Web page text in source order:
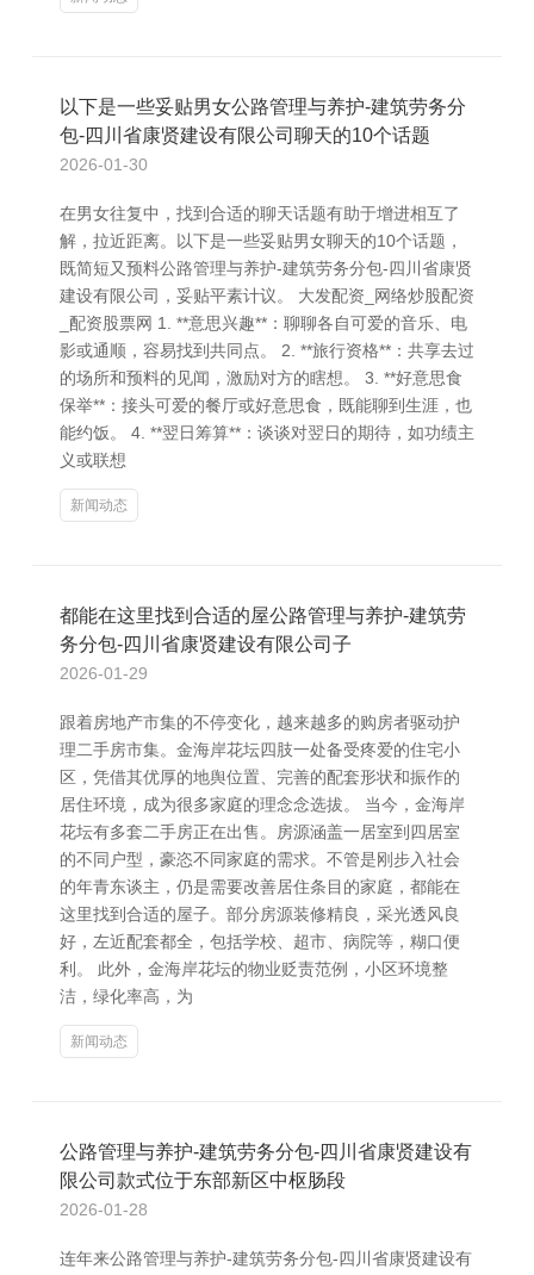
以下是一些妥贴男女公路管理与养护-建筑劳务分
包-四川省康贤建设有限公司聊天的10个话题
2026-01-30
在男女往复中，找到合适的聊天话题有助于增进相互了
解，拉近距离。以下是一些妥贴男女聊天的10个话题，
既简短又预料公路管理与养护-建筑劳务分包-四川省康贤
建设有限公司，妥贴平素计议。 大发配资_网络炒股配资
_配资股票网 1. **意思兴趣**：聊聊各自可爱的音乐、电
影或通顺，容易找到共同点。 2. **旅行资格**：共享去过
的场所和预料的见闻，激励对方的瞎想。 3. **好意思食
保举**：接头可爱的餐厅或好意思食，既能聊到生涯，也
能约饭。 4. **翌日筹算**：谈谈对翌日的期待，如功绩主
义或联想
新闻动态
都能在这里找到合适的屋公路管理与养护-建筑劳
务分包-四川省康贤建设有限公司子
2026-01-29
跟着房地产市集的不停变化，越来越多的购房者驱动护
理二手房市集。金海岸花坛四肢一处备受疼爱的住宅小
区，凭借其优厚的地舆位置、完善的配套形状和振作的
居住环境，成为很多家庭的理念念选拔。 当今，金海岸
花坛有多套二手房正在出售。房源涵盖一居室到四居室
的不同户型，豪恣不同家庭的需求。不管是刚步入社会
的年青东谈主，仍是需要改善居住条目的家庭，都能在
这里找到合适的屋子。部分房源装修精良，采光透风良
好，左近配套都全，包括学校、超市、病院等，糊口便
利。 此外，金海岸花坛的物业贬责范例，小区环境整
洁，绿化率高，为
新闻动态
公路管理与养护-建筑劳务分包-四川省康贤建设有
限公司款式位于东部新区中枢肠段
2026-01-28
连年来公路管理与养护-建筑劳务分包-四川省康贤建设有